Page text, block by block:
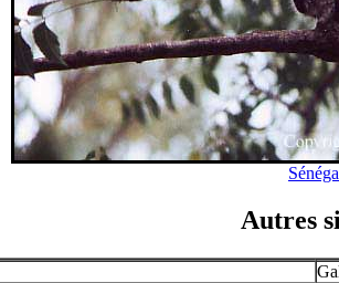
Autres